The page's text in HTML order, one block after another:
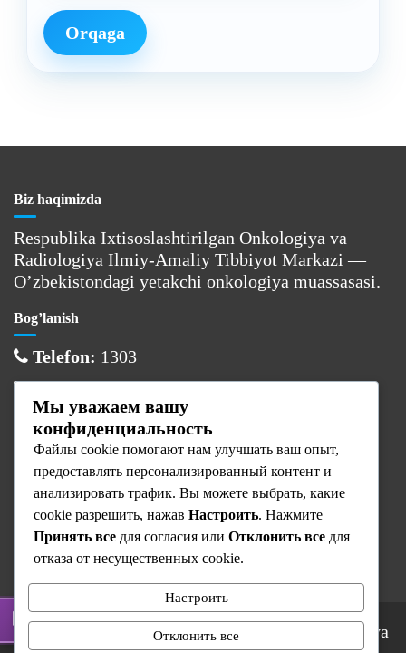
Orqaga
Biz haqimizda
Respublika Ixtisoslashtirilgan Onkologiya va
Radiologiya Ilmiy-Amaliy Tibbiyot Markazi —
O’zbekistondagi yetakchi onkologiya muassasasi.
Bog’lanish
Telefon: 1303
Email:info@cancercenter.uz
Manzil:Toshkent sh., Olmazor tumani
Ish vaqti
Dushanba:08:00 — 17:00
Sesh — Juma: 08:00 — 16:00
Shanba — Yaksh:Dam olish
© 2025 Respublika Ixtisoslashtirilgan Onkologiya
Мы уважаем вашу
конфиденциальность
Файлы cookie помогают нам улучшать ваш опыт,
предоставлять персонализированный контент и
анализировать трафик. Вы можете выбрать, какие
cookie разрешить, нажав Настроить. Нажмите
Принять все для согласия или Отклонить все для
отказа от несущественных cookie.
Настроить
Отклонить все